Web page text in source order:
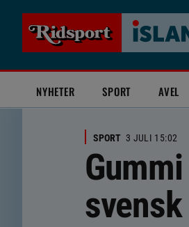
NYHETER SPORT AVEL
SPORT 3 JULI 15:02